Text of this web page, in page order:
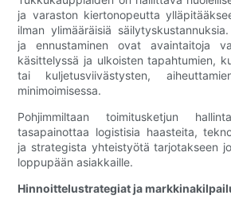
ja varaston kiertonopeutta
ilman ylimääräisiä
ja ennustaminen ovat avaintaitoja
käsittelyssä ja ulkoisten tapahtumien,
tai kuljetusviivästysten,
minimoimisessa.
Pohjimmiltaan toimitusketjun
tasapainottaa logistisia haasteita,
ja strategista yhteistyötä tarjotakseen
loppupään asiakkaille.
Hinnoittelustrategiat ja